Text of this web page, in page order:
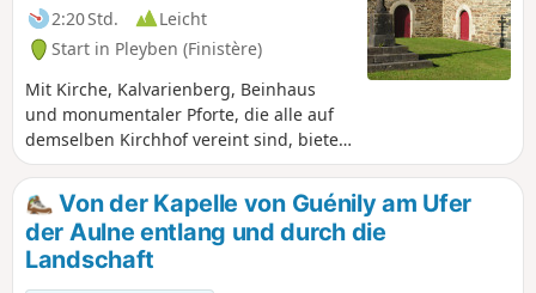
2:20 Std.
Leicht
Start in Pleyben (Finistère)
Mit Kirche, Kalvarienberg, Beinhaus
und monumentaler Pforte, die alle auf
demselben Kirchhof vereint sind, bietet
Pleyben seinen Besuchern eines der
schönsten religiösen
Architekturensembles der Bretagne, das
unter Denkmalschutz steht.Diese
Wanderung ermöglicht es Ihnen
Von der Kapelle von Guénily am Ufer
der Aulne entlang und durch die
Landschaft